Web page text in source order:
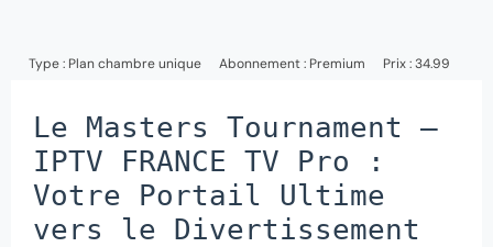
Type : Plan chambre unique Abonnement : Premium Prix : 34.99
Le Masters Tournament –
IPTV FRANCE TV Pro :
Votre Portail Ultime
vers le Divertissement